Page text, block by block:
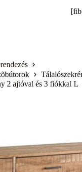
2 ajtóval és 3 fiókkal L